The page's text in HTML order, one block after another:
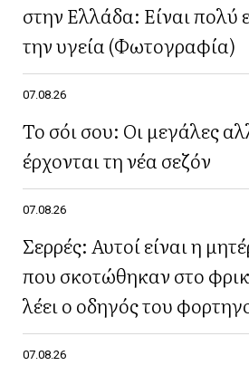
στην Ελλάδα: Είναι πολύ
την υγεία (Φωτογραφία)
07.08.26
Το σόι σου: Οι μεγάλες
έρχονται τη νέα σεζόν
07.08.26
Σερρές: Αυτοί είναι η
που σκοτώθηκαν στο
λέει ο οδηγός του
07.08.26